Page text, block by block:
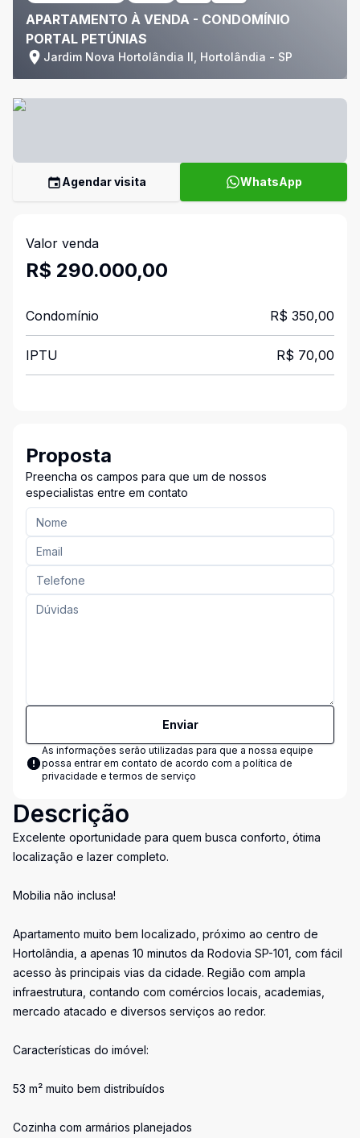
APARTAMENTO À VENDA - CONDOMÍNIO
PORTAL PETÚNIAS
Jardim Nova Hortolândia II, Hortolândia - SP
Agendar visita WhatsApp
Valor venda
R$ 290.000,00
Condomínio R$ 350,00
IPTU R$ 70,00
Proposta
Preencha os campos para que um de nossos
especialistas entre em contato
Enviar
As informações serão utilizadas para que a nossa equipe
possa entrar em contato de acordo com a política de
privacidade e termos de serviço
Descrição
Excelente oportunidade para quem busca conforto, ótima
localização e lazer completo.
Mobilia não inclusa!
Apartamento muito bem localizado, próximo ao centro de
Hortolândia, a apenas 10 minutos da Rodovia SP-101, com fácil
acesso às principais vias da cidade. Região com ampla
infraestrutura, contando com comércios locais, academias,
mercado atacado e diversos serviços ao redor.
Características do imóvel:
53 m² muito bem distribuídos
Cozinha com armários planejados